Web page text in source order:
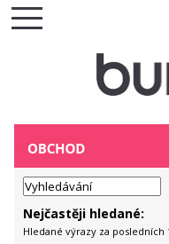
Nejčastěji hledané:
Hledané výrazy za posledních